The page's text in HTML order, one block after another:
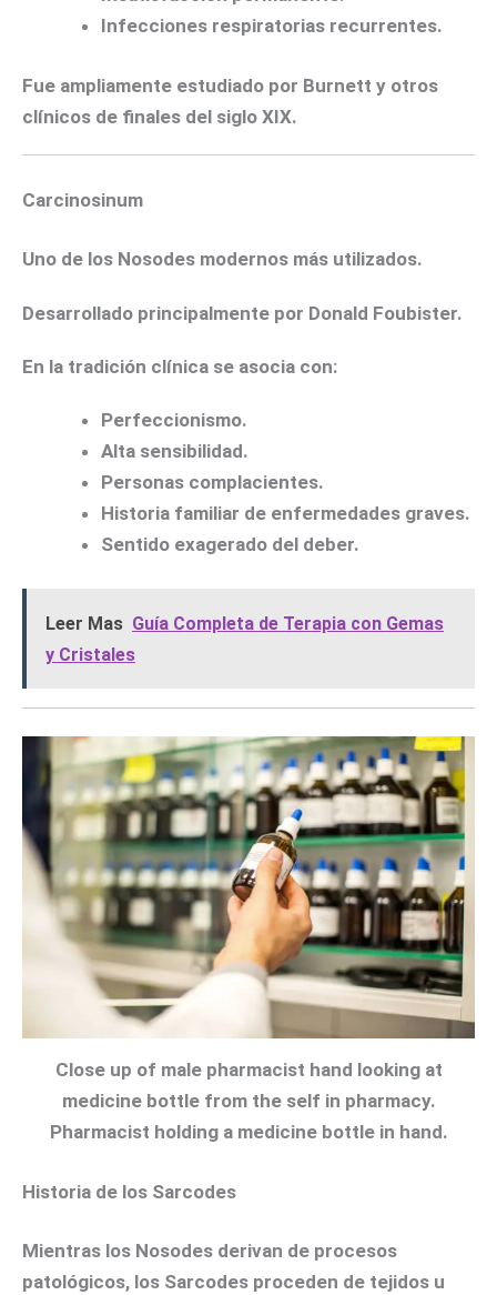
Infecciones respiratorias recurrentes.
Fue ampliamente estudiado por Burnett y otros
clínicos de finales del siglo XIX.
Carcinosinum
Uno de los Nosodes modernos más utilizados.
Desarrollado principalmente por Donald Foubister.
En la tradición clínica se asocia con:
Perfeccionismo.
Alta sensibilidad.
Personas complacientes.
Historia familiar de enfermedades graves.
Sentido exagerado del deber.
Leer Mas Guía Completa de Terapia con Gemas
y Cristales
Close up of male pharmacist hand looking at
medicine bottle from the self in pharmacy.
Pharmacist holding a medicine bottle in hand.
Historia de los Sarcodes
Mientras los Nosodes derivan de procesos
patológicos, los Sarcodes proceden de tejidos u